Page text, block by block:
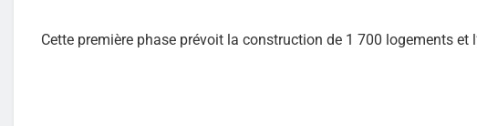
Cette première phase prévoit la construction de 1 700 logements et